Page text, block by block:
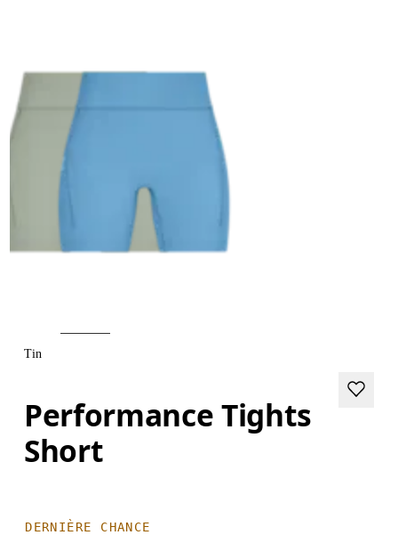
Tin
Performance Tights
Short
DERNIÈRE CHANCE